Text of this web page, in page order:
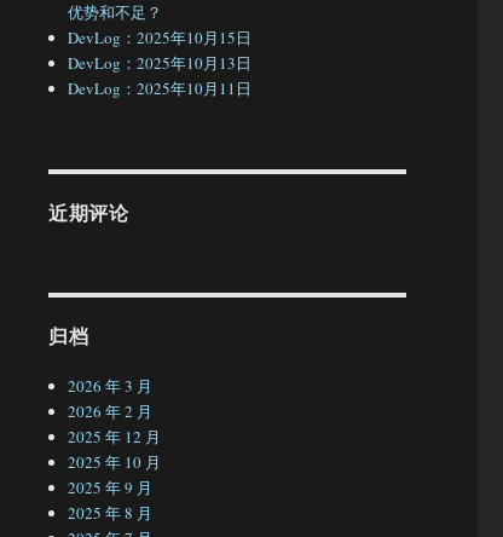
优势和不足？
DevLog：2025年10月15日
DevLog：2025年10月13日
DevLog：2025年10月11日
近期评论
归档
2026 年 3 月
2026 年 2 月
2025 年 12 月
2025 年 10 月
2025 年 9 月
2025 年 8 月